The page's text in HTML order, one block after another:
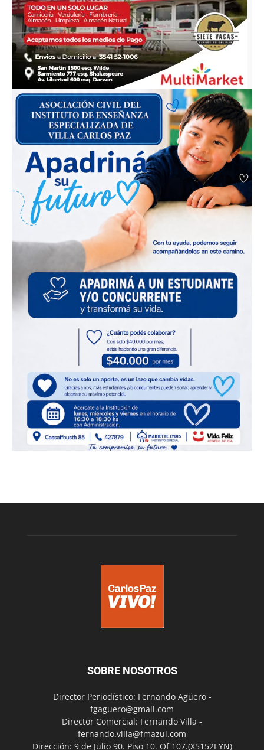
SOBRE NOSOTROS
Director Periodístico: Fernando Agüero -
fgaguero@gmail.com
Director Comercial: Fernando Villa -
fernando.villa@fmazul.com
Dirección: 9 de Julio 90. Piso 10. Of 107.(X5152EYN)